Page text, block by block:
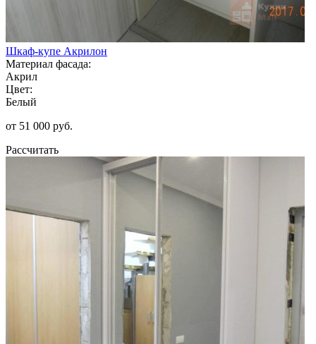
Шкаф-купе Акрилон
Материал фасада:
Акрил
Цвет:
Белый
от 51 000 руб.
Рассчитать